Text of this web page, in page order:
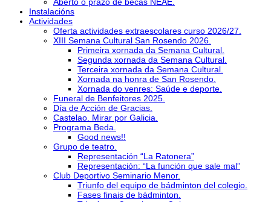
Instalacións
Actividades
Oferta actividades extraescolares curso 2026/27.
XIII Semana Cultural San Rosendo 2026.
Primeira xornada da Semana Cultural.
Segunda xornada da Semana Cultural.
Terceira xornada da Semana Cultural.
Xornada na honra de San Rosendo.
Xornada do venres: Saúde e deporte.
Funeral de Benfeitores 2025.
Día de Acción de Gracias.
Castelao. Mirar por Galicia.
Programa Beda.
Good news!!
Grupo de teatro.
Representación “La Ratonera”
Representación: “La función que sale mal”
Club Deportivo Seminario Menor.
Triunfo del equipo de bádminton del colegio.
Fases finais de bádminton.